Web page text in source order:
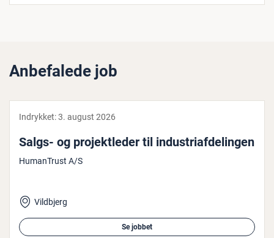
Anbefalede job
Indrykket:3. august 2026
Salgs- og pro­jekt­le­der til in­du­stri­af­de­lin­gen
HumanTrust A/S
Vildbjerg
Se jobbet